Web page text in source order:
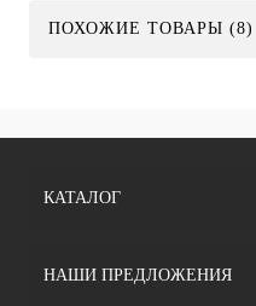
ПОХОЖИЕ ТОВАРЫ (8)
КАТАЛОГ
НАШИ ПРЕДЛОЖЕНИЯ